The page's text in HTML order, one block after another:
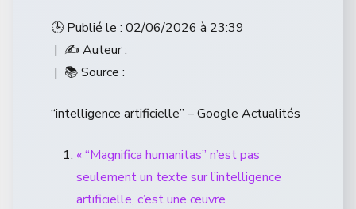
🕒 Publié le : 02/06/2026 à 23:39
| ✍️ Auteur :
| 📚 Source :
“intelligence artificielle” – Google Actualités
« “Magnifica humanitas” n’est pas
seulement un texte sur l’intelligence
artificielle, c’est une œuvre